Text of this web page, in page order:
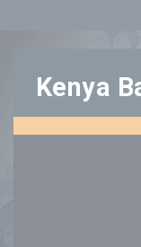
Kenya